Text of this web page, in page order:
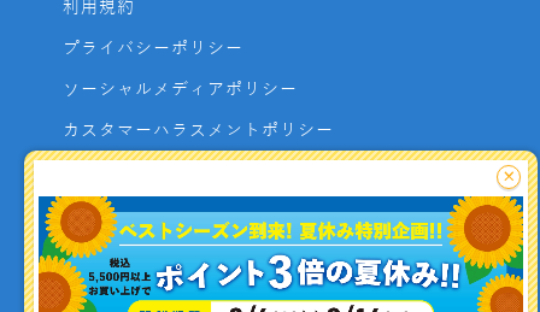
利用規約
プライバシーポリシー
ソーシャルメディアポリシー
カスタマーハラスメントポリシー
よくあるご質問
お問い合わせ
利用者資金の保全方法
×